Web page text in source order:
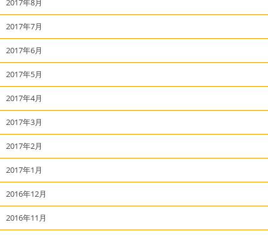
2017年8月
2017年7月
2017年6月
2017年5月
2017年4月
2017年3月
2017年2月
2017年1月
2016年12月
2016年11月